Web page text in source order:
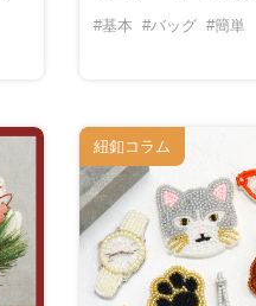
#基本 #バッグ #簡単
紐釦コラム